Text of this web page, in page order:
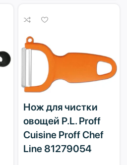
Нож для чистки
овощей P.L. Proff
Cuisine Proff Chef
Line 81279054